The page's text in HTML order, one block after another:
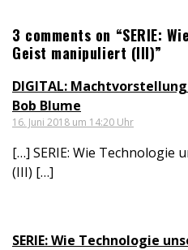
3 comments on “SERIE:
Geist manipuliert (III)”
DIGITAL:
Bob Blume
16. Juni 2018 um 14:20 Uhr
[…] SERIE: Wie Technologie
(III) […]
SERIE: Wie Technologie